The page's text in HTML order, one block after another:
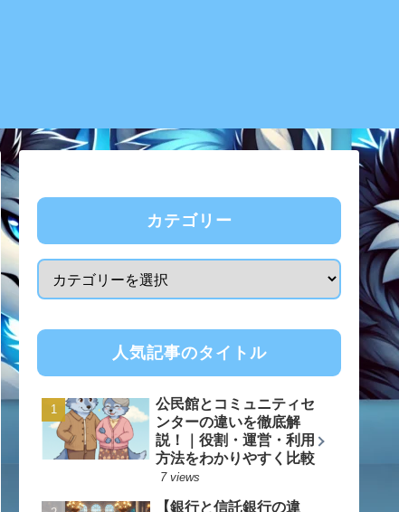
カテゴリー
人気記事のタイトル
公民館とコミュニティセ
ンターの違いを徹底解
説！｜役割・運営・利用
方法をわかりやすく比較
7 views
【銀行と信託銀行の違